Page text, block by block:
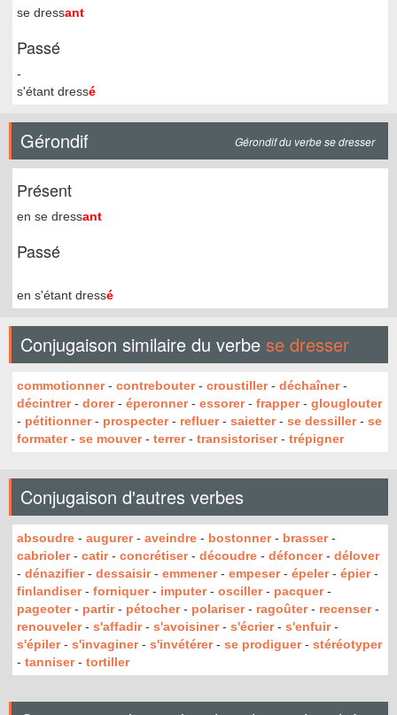
se dressant
Passé
-
s'étant dressé
Gérondif Gérondif du verbe se dresser
Présent
en se dressant
Passé
en s'étant dressé
Conjugaison similaire du verbe se dresser
commotionner- contrebouter- croustiller- déchaîner-
décintrer- dorer- éperonner- essorer- frapper- glouglouter
- pétitionner- prospecter- refluer- saietter- se dessiller- se
formater- se mouver- terrer- transistoriser- trépigner
Conjugaison d'autres verbes
absoudre - augurer- aveindre - bostonner- brasser-
cabrioler- catir- concrétiser- découdre - défoncer- délover
- dénazifier- dessaisir- emmener- empeser- épeler- épier-
finlandiser- forniquer- imputer- osciller- pacquer-
pageoter- partir- pétocher- polariser- ragoûter- recenser-
renouveler- s'affadir- s'avoisiner- s'écrier- s'enfuir-
s'épiler- s'invaginer- s'invétérer- se prodiguer- stéréotyper
- tanniser- tortiller